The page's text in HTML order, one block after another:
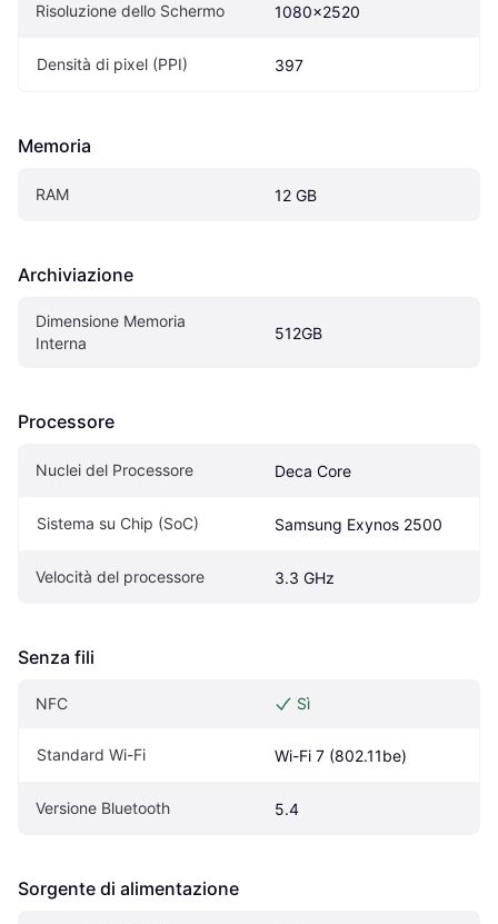
Risoluzione dello Schermo 1080x2520
Densità di pixel (PPI) 397
Memoria
RAM 12 GB
Archiviazione
Dimensione Memoria
Interna
512GB
Processore
Nuclei del Processore Deca Core
Sistema su Chip (SoC) Samsung Exynos 2500
Velocità del processore 3.3 GHz
Senza fili
NFC Sì
Standard Wi-Fi Wi-Fi 7 (802.11be)
Versione Bluetooth 5.4
Sorgente di alimentazione